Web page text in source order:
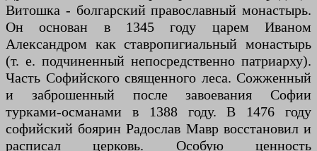
Витошка - болгарский православный монастырь.
Он основан в 1345 году царем Иваном
Александром как ставропигиальный монастырь
(т. е. подчиненный непосредственно патриарху).
Часть Софийского священного леса. Сожженный
и заброшенный после завоевания Софии
турками-османами в 1388 году. В 1476 году
софийский боярин Радослав Мавр восстановил и
расписал церковь. Особую ценность